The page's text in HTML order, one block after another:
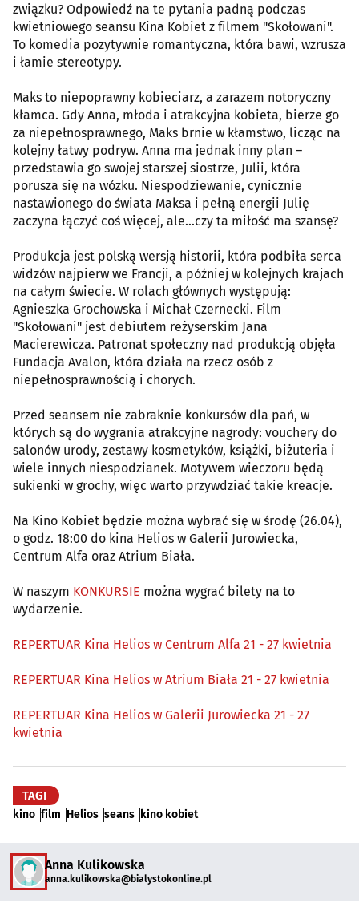
związku? Odpowiedź na te pytania padną podczas
kwietniowego seansu Kina Kobiet z filmem "Skołowani".
To komedia pozytywnie romantyczna, która bawi, wzrusza
i łamie stereotypy.
Maks to niepoprawny kobieciarz, a zarazem notoryczny
kłamca. Gdy Anna, młoda i atrakcyjna kobieta, bierze go
za niepełnosprawnego, Maks brnie w kłamstwo, licząc na
kolejny łatwy podryw. Anna ma jednak inny plan –
przedstawia go swojej starszej siostrze, Julii, która
porusza się na wózku. Niespodziewanie, cynicznie
nastawionego do świata Maksa i pełną energii Julię
zaczyna łączyć coś więcej, ale...czy ta miłość ma szansę?
Produkcja jest polską wersją historii, która podbiła serca
widzów najpierw we Francji, a później w kolejnych krajach
na całym świecie. W rolach głównych występują:
Agnieszka Grochowska i Michał Czernecki. Film
"Skołowani" jest debiutem reżyserskim Jana
Macierewicza. Patronat społeczny nad produkcją objęła
Fundacja Avalon, która działa na rzecz osób z
niepełnosprawnością i chorych.
Przed seansem nie zabraknie konkursów dla pań, w
których są do wygrania atrakcyjne nagrody: vouchery do
salonów urody, zestawy kosmetyków, książki, biżuteria i
wiele innych niespodzianek. Motywem wieczoru będą
sukienki w grochy, więc warto przywdziać takie kreacje.
Na Kino Kobiet będzie można wybrać się w środę (26.04),
o godz. 18:00 do kina Helios w Galerii Jurowiecka,
Centrum Alfa oraz Atrium Biała.
W naszym KONKURSIE można wygrać bilety na to
wydarzenie.
REPERTUAR Kina Helios w Centrum Alfa 21 - 27 kwietnia
REPERTUAR Kina Helios w Atrium Biała 21 - 27 kwietnia
REPERTUAR Kina Helios w Galerii Jurowiecka 21 - 27
kwietnia
TAGI
kino film Helios seans kino kobiet
Anna Kulikowska
anna.kulikowska@bialystokonline.pl